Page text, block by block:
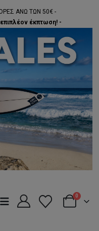
ΑΝΩ ΤΩΝ 50€ -
έκπτωση! -
0